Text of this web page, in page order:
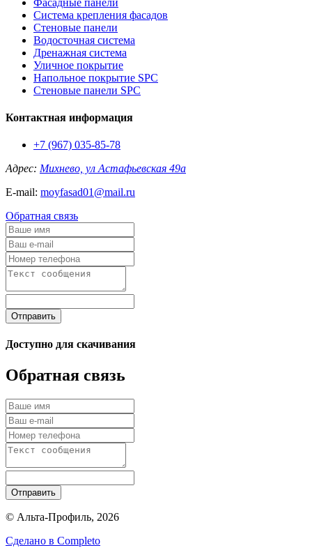
Система крепления фасадов
Стеновые панели
Водосточная система
Дренажная система
Уличное покрытие
Напольное покрытие SPC
Стеновые панели SPC
Контактная информация
+7 (967) 035-85-78
Адрес: Михнево, ул Астафьевская 49а
E-mail: moyfasad01@mail.ru
Обратная связь
Отправить
Доступно для скачивания
Обратная связь
Отправить
© Альта-Профиль, 2026
Сделано в Completo